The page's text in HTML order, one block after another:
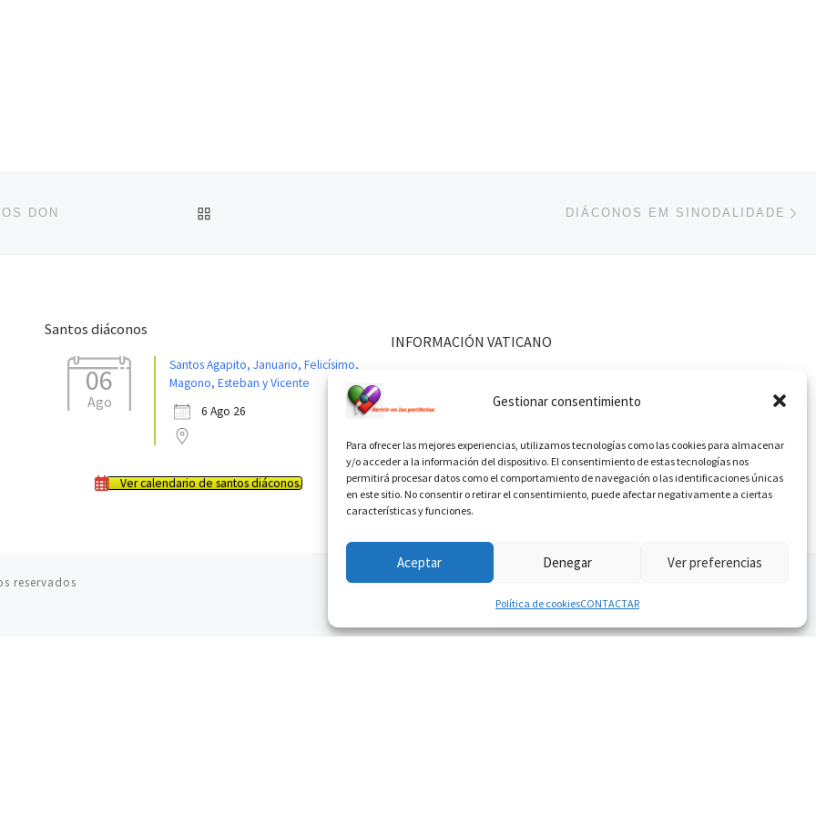
Gestionar consentimiento
Para ofrecer las mejores experiencias, utilizamos tecnologías como las cookies para almacenar
y/o acceder a la información del dispositivo. El consentimiento de estas tecnologías nos
permitirá procesar datos como el comportamiento de navegación o las identificaciones únicas
en este sitio. No consentir o retirar el consentimiento, puede afectar negativamente a ciertas
características y funciones.
Aceptar Denegar Ver preferencias
Política de cookiesCONTACTAR
DON DIÁCONOS EM SINODALIDADE
Santos diáconos
06
Ago
Santos Agapito, Januario, Felicísimo,
Magono, Esteban y Vicente
6 Ago 26
Ver calendario de santos diáconos.
INFORMACIÓN VATICANO
reservados